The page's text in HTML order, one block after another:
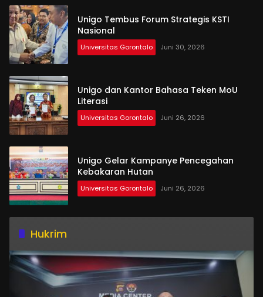
Unigo Tembus Forum Strategis KSTI
Nasional
Universitas Gorontalo Juni 30, 2026
Unigo dan Kantor Bahasa Teken MoU
Literasi
Universitas Gorontalo Juni 26, 2026
Unigo Gelar Kampanye Pencegahan
Kebakaran Hutan
Universitas Gorontalo Juni 26, 2026
Hukrim